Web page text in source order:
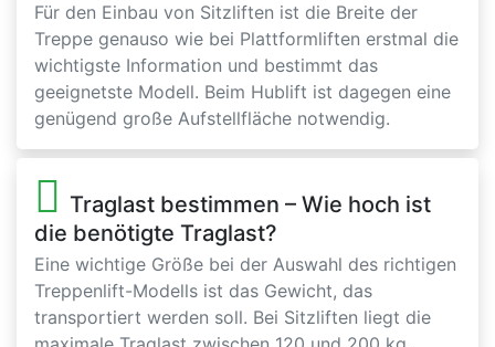
Für den Einbau von Sitzliften ist die Breite der
Treppe genauso wie bei Plattformliften erstmal die
wichtigste Information und bestimmt das
geeignetste Modell. Beim Hublift ist dagegen eine
genügend große Aufstellfläche notwendig.
Traglast bestimmen – Wie hoch ist
die benötigte Traglast?
Eine wichtige Größe bei der Auswahl des richtigen
Treppenlift-Modells ist das Gewicht, das
transportiert werden soll. Bei Sitzliften liegt die